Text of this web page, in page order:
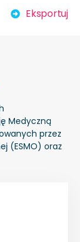
Eksportuj
Medyczną
przez
(ESMO) oraz